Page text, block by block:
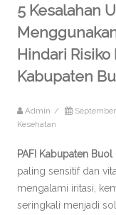
5 Kesalahan
Hindari Risiko
Kabupaten
Admin /
Kesehatan
PAFI Kabupaten Buol
paling sensitif dan
mengalami iritasi,
seringkali menjadi